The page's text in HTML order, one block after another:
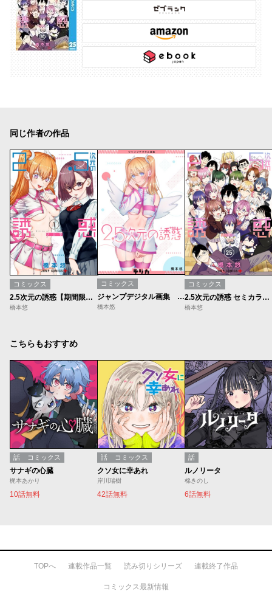
同じ作者の作品
コミックス
2.5次元の誘惑【期間限定無料】
橋本悠
コミックス
ジャンプデジタル画集 デジガ 2.5次元の誘惑
橋本悠
コミックス
2.5次元の誘惑 セミカラー版
橋本悠
こちらもおすすめ
話 コミックス
サナギの心臓
梶本あかり
10話無料
話 コミックス
クソ女に幸あれ
岸川瑞樹
42話無料
話
ルノリータ
棉きのし
6話無料
TOPへ 連載作品一覧 読み切りシリーズ 連載終了作品
コミックス最新情報